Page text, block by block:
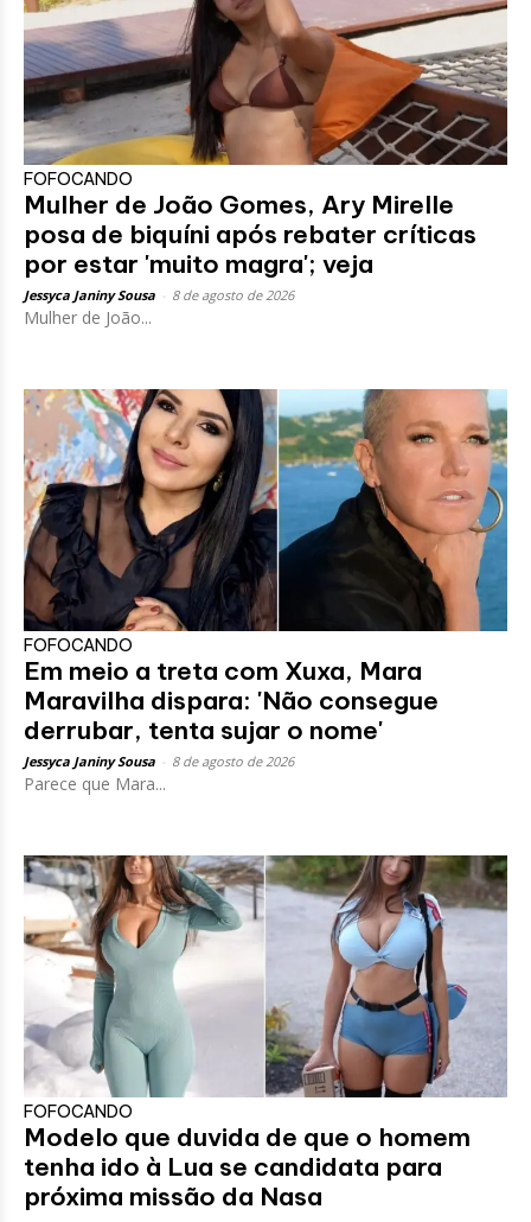
FOFOCANDO
Mulher de João Gomes, Ary Mirelle
posa de biquíni após rebater críticas
por estar 'muito magra'; veja
Jessyca Janiny Sousa 8 de agosto de 2026
Mulher de João...
FOFOCANDO
Em meio a treta com Xuxa, Mara
Maravilha dispara: 'Não consegue
derrubar, tenta sujar o nome'
Jessyca Janiny Sousa 8 de agosto de 2026
Parece que Mara...
FOFOCANDO
Modelo que duvida de que o homem
tenha ido à Lua se candidata para
próxima missão da Nasa